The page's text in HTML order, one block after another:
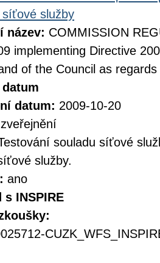
síťové služby
název: COMMISSION
implementing Directive
of the Council as
datum: 2009-10-20
zveřejnění
souladu síťové
služby.
ano
INSPIRE